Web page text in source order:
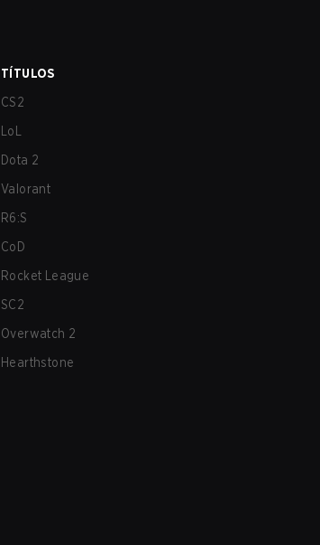
TÍTULOS
CS2
LoL
Dota 2
Valorant
R6:S
CoD
Rocket League
SC2
Overwatch 2
Hearthstone